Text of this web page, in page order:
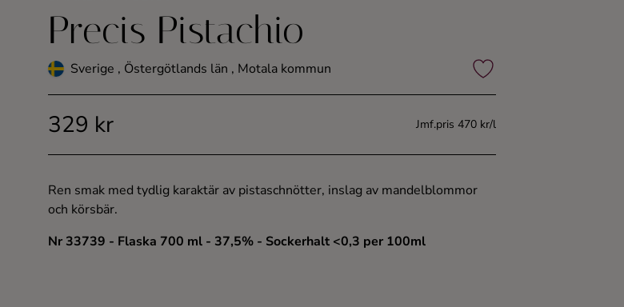
Precis Pistachio
Sverige , Östergötlands län , Motala kommun
329 kr Jmf.pris 470 kr/l
Ren smak med tydlig karaktär av pistaschnötter, inslag av mandelblommor
och körsbär.
Nr 33739 - Flaska 700 ml - 37,5% - Sockerhalt <0,3 per 100ml